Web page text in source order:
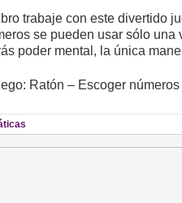
trabaje con este divertido
se pueden usar sólo
poder mental, la única
Ratón – Escoger números